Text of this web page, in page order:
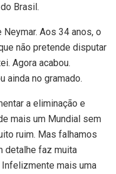
Brasil.
Aos 34 anos, o
não pretende disputar
Agora acabou.
ainda no gramado.
a eliminação e
mais um Mundial sem
ruim. Mas falhamos
detalhe faz muita
mais uma